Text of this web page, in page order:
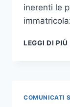
inerenti le
LEGGI DI PIÙ
COMUNICATI